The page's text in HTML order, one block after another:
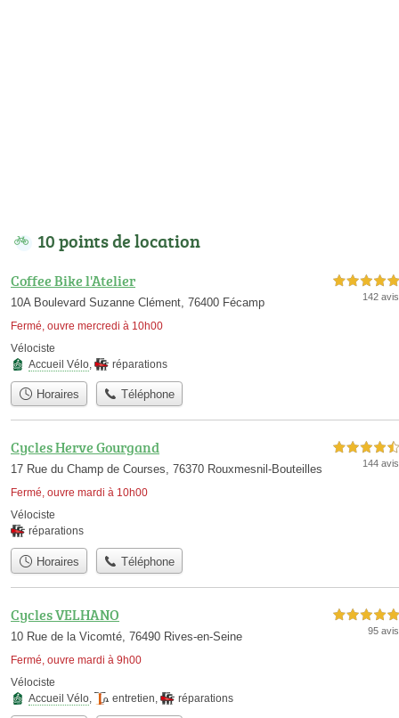
10 points de location
Coffee Bike l'Atelier
10A Boulevard Suzanne Clément, 76400 Fécamp
Fermé, ouvre mercredi à 10h00
5,0 étoiles sur 5
142 avis
Vélociste
Accueil Vélo, réparations
Horaires Téléphone
Cycles Herve Gourgand
17 Rue du Champ de Courses, 76370 Rouxmesnil-Bouteilles
Fermé, ouvre mardi à 10h00
4,5 étoiles sur 5
144 avis
Vélociste
réparations
Horaires Téléphone
Cycles VELHANO
10 Rue de la Vicomté, 76490 Rives-en-Seine
Fermé, ouvre mardi à 9h00
5,0 étoiles sur 5
95 avis
Vélociste
Accueil Vélo
entretien réparations